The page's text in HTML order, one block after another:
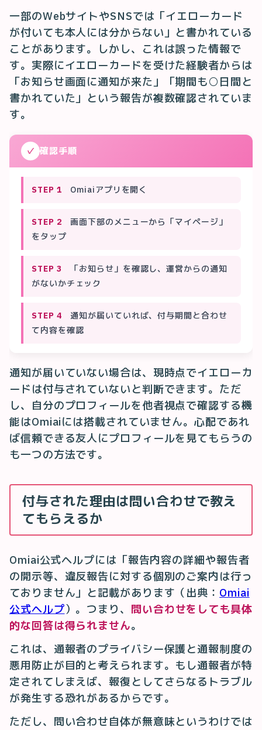
一部のWebサイトやSNSでは「イエローカード
が付いても本人には分からない」と書かれている
ことがあります。しかし、これは誤った情報で
す。実際にイエローカードを受けた経験者からは
「お知らせ画面に通知が来た」「期間も○日間と
書かれていた」という報告が複数確認されていま
す。
✓ 確認手順
STEP 1 Omiaiアプリを開く
STEP 2 画面下部のメニューから「マイページ」
をタップ
STEP 3 「お知らせ」を確認し、運営からの通知
がないかチェック
STEP 4 通知が届いていれば、付与期間と合わせ
て内容を確認
通知が届いていない場合は、現時点でイエローカ
ードは付与されていないと判断できます。ただ
し、自分のプロフィールを他者視点で確認する機
能はOmiaiには搭載されていません。心配であれ
ば信頼できる友人にプロフィールを見てもらうの
も一つの方法です。
付与された理由は問い合わせで教え
てもらえるか
Omiai公式ヘルプには「報告内容の詳細や報告者
の開示等、違反報告に対する個別のご案内は行っ
ておりません」と記載があります（出典： Omiai
公式ヘルプ）。つまり、 問い合わせをしても具体
的な回答は得られません。
これは、通報者のプライバシー保護と通報制度の
悪用防止が目的と考えられます。もし通報者が特
定されてしまえば、報復としてさらなるトラブル
が発生する恐れがあるからです。
ただし、問い合わせ自体が無意味というわけでは